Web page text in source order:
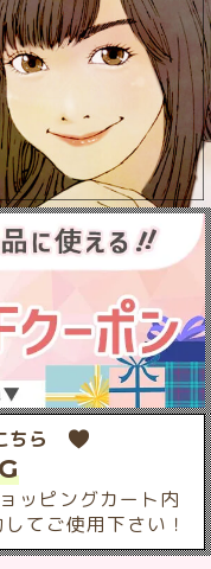
ちら
ッピングカート内
てご使用下さい！